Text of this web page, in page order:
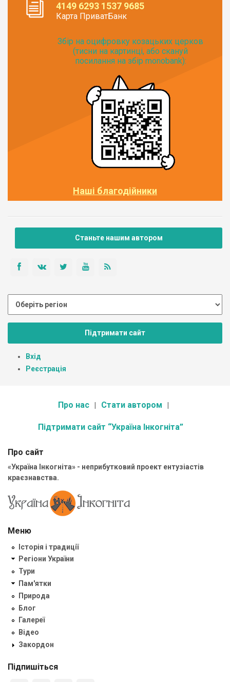
4149 6293 1537 9685
Карта ПриватБанк
Збір на оцифровку козацьких церков
(тисни на картинці, або скануй
посилання на збір monobank):
Наші благодійники
Станьте нашим автором
Підтримати сайт
Вхід
Реєстрація
Про нас Стати автором
Підтримати сайт “Україна Інкогніта”
Про сайт
«Україна Інкогніта» - неприбутковий проект ентузіастів
краєзнавства.
Меню
Історія і традиції
Регіони України
Тури
Пам'ятки
Природа
Блог
Галереї
Відео
Закордон
Підпишіться